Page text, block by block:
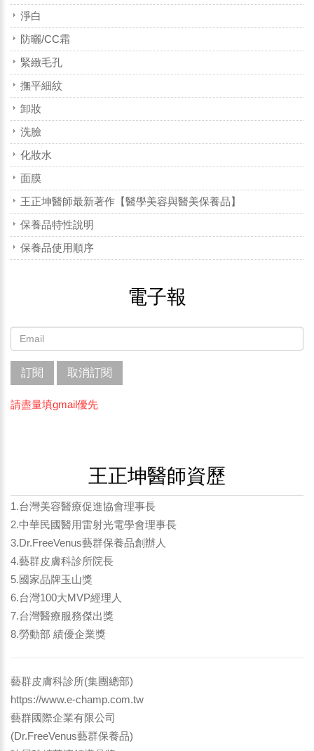
淨白
防曬/CC霜
緊緻毛孔
撫平細紋
卸妝
洗臉
化妝水
面膜
王正坤醫師最新著作【醫學美容與醫美保養品】
保養品特性說明
保養品使用順序
電子報
訂閱 取消訂閱
請盡量填gmail優先
王正坤醫師資歷
1.台灣美容醫療促進協會理事長
2.中華民國醫用雷射光電學會理事長
3.Dr.FreeVenus藝群保養品創辦人
4.藝群皮膚科診所院長
5.國家品牌玉山獎
6.台灣100大MVP經理人
7.台灣醫療服務傑出獎
8.勞動部 績優企業獎
藝群皮膚科診所(集團總部)
https://www.e-champ.com.tw
藝群國際企業有限公司
(Dr.FreeVenus藝群保養品)